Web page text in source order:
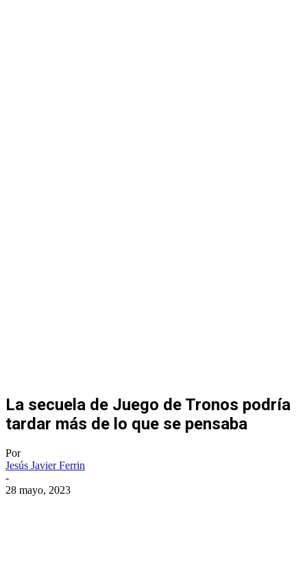
La secuela de Juego de Tronos podría
tardar más de lo que se pensaba
Por
Jesús Javier Ferrin
-
28 mayo, 2023